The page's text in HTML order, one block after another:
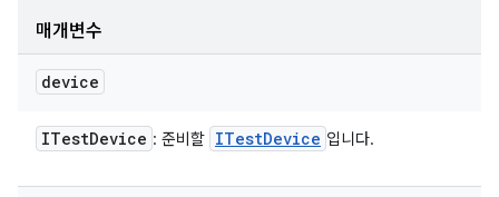
매개변수
device
ITestDevice : 준비할 ITestDevice 입니다.